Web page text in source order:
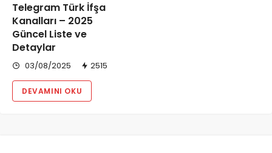
Telegram Türk İfşa
Kanalları – 2025
Güncel Liste ve
Detaylar
03/08/2025 2515
DEVAMINI OKU